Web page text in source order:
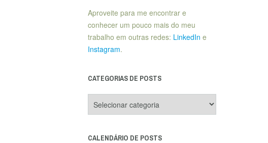
Aproveite para me encontrar e
conhecer um pouco mais do meu
trabalho em outras redes: LinkedIn e
Instagram.
CATEGORIAS DE POSTS
de
CALENDÁRIO DE POSTS